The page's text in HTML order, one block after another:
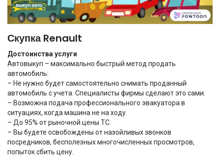
Скупка Renault
Достоинства услуги
Автовыкуп – максимально быстрый метод продать
автомобиль:
– Не нужно будет самостоятельно снимать проданный
автомобиль с учета. Специалисты фирмы сделают это сами.
– Возможна подача профессионального эвакуатора в
ситуациях, когда машина не на ходу.
– До 95% от рыночной цены ТС.
– Вы будете освобождены от назойливых звонков
посредников, бесполезных многочисленных просмотров,
попыток сбить цену.